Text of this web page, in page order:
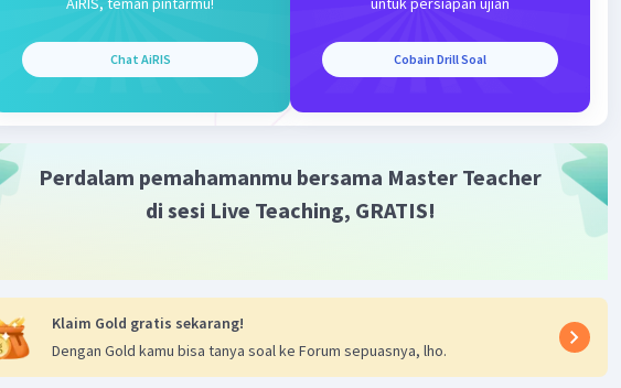
Iklan
Chat AiRIS Cobain Drill Soal
Perdalam pemahamanmu bersama Master Teacher
di sesi Live Teaching, GRATIS!
Klaim Gold gratis sekarang!
Dengan Gold kamu bisa tanya soal ke Forum sepuasnya, lho.